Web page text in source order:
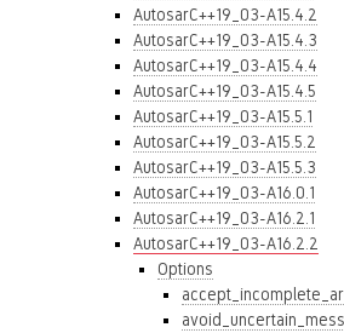
AutosarC++19_03-A15.4.2
AutosarC++19_03-A15.4.3
AutosarC++19_03-A15.4.4
AutosarC++19_03-A15.4.5
AutosarC++19_03-A15.5.1
AutosarC++19_03-A15.5.2
AutosarC++19_03-A15.5.3
AutosarC++19_03-A16.0.1
AutosarC++19_03-A16.2.1
AutosarC++19_03-A16.2.2
Options